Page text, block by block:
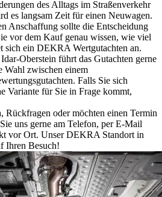
des Alltags im Straßenverkehr
es langsam Zeit für einen Neuwagen.
Anschaffung sollte die Entscheidung
vor dem Kauf genau wissen, wie viel
sich ein DEKRA Wertgutachten an.
Oberstein führt das Gutachten gerne
Wahl zwischen einem
Falls Sie sich
Variante für Sie in Frage kommt,
Rückfragen oder möchten einen Termin
uns gerne am Telefon, per E-Mail
vor Ort. Unser DEKRA Standort in
Ihren Besuch!